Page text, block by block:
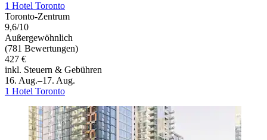
1 Hotel Toronto
Toronto-Zentrum
9,6/10
Außergewöhnlich
(781 Bewertungen)
427 €
inkl. Steuern & Gebühren
16. Aug.–17. Aug.
1 Hotel Toronto